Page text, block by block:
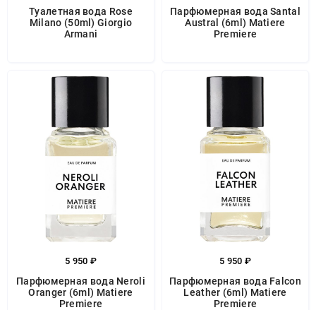
Туалетная вода Rose
Milano (50ml) Giorgio
Armani
Парфюмерная вода Santal
Austral (6ml) Matiere
Premiere
5 950 ₽
Парфюмерная вода Neroli
Oranger (6ml) Matiere
Premiere
5 950 ₽
Парфюмерная вода Falcon
Leather (6ml) Matiere
Premiere